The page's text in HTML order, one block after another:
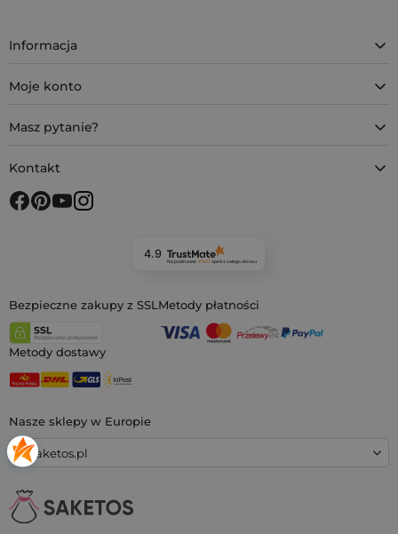
Nasze sklepy w Europie
saketos.pl
Informacja
Moje konto
Masz pytanie?
Kontakt
4.9
Na podstawie 11 927opiniiz całego okresu
Bezpieczne zakupy z SSL Metody płatności
Metody dostawy